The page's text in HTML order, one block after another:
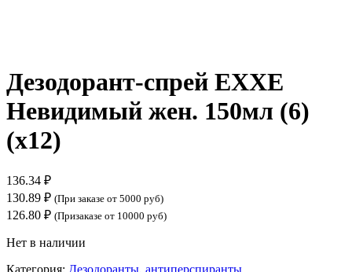
Дезодорант-спрей EXXE
Невидимый жен. 150мл (6)
(х12)
136.34 ₽
130.89 ₽ (При заказе от 5000 руб)
126.80 ₽ (Призаказе от 10000 руб)
Нет в наличии